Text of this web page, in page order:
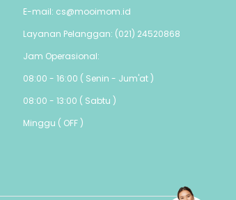
E-mail: cs@mooimom.id
Layanan Pelanggan: (021) 24520868
Jam Operasional:
08:00 - 16:00 ( Senin - Jum'at )
08:00 - 13:00 ( Sabtu )
Minggu ( OFF )